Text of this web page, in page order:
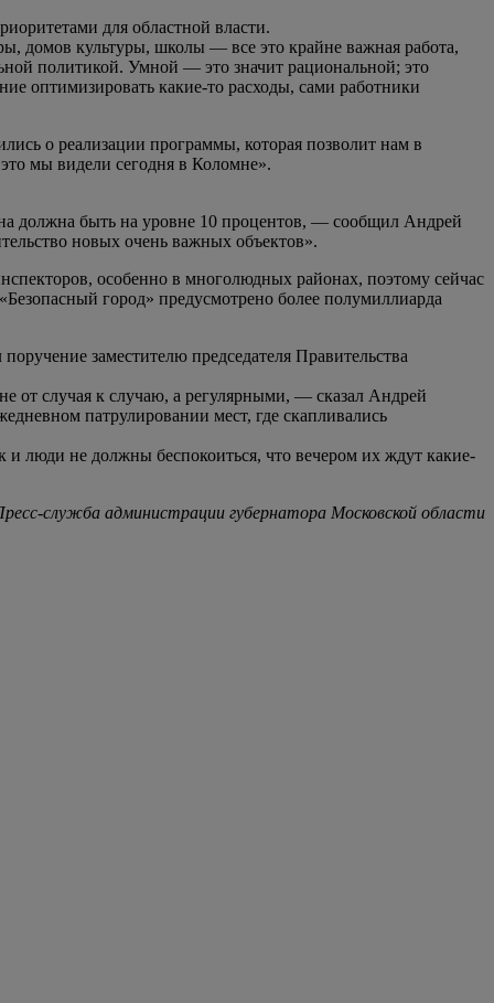
для областной власти.
домов культуры, школы — все это крайне важная работа,
политикой. Умной — это значит рациональной; это
оптимизировать какие-то расходы, сами работники
о реализации программы, которая позволит нам в
мы видели сегодня в Коломне».
должна быть на уровне 10 процентов, — сообщил Андрей
новых очень важных объектов».
особенно в многолюдных районах, поэтому сейчас
город» предусмотрено более полумиллиарда
заместителю председателя Правительства
от случая к случаю, а регулярными, — сказал Андрей
патрулировании мест, где скапливались
и люди не должны беспокоиться, что вечером их ждут какие-
служба администрации губернатора Московской области